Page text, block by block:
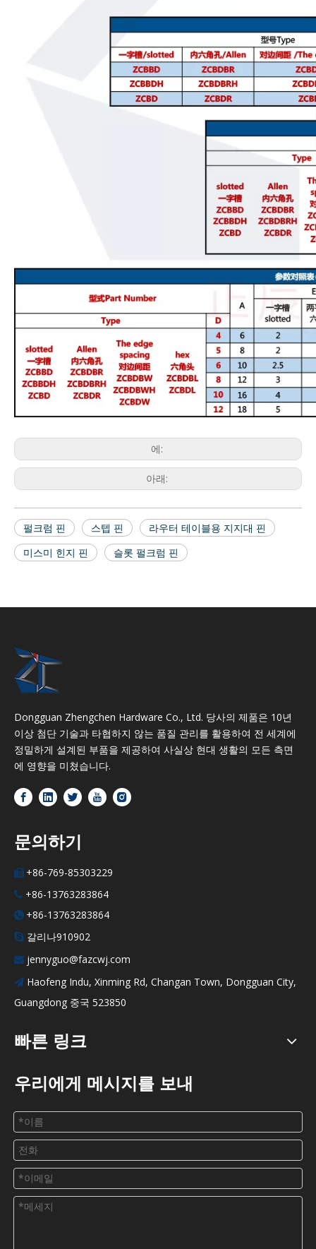
에:
아래:
펄크럼 핀 스텝 핀
라우터 테이블용 지지대 핀
미스미 힌지 핀
슬롯 펄크럼 핀
Dongguan Zhengchen Hardware Co., Ltd. 당사의 제품은 10년
이상 첨단 기술과 타협하지 않는 품질 관리를 활용하여 전 세계에
정밀하게 설계된 부품을 제공하여 사실상 현대 생활의 모든 측면
에 영향을 미쳤습니다.
문의하기
 +86-769-85303229
 +86-13763283864
 +86-13763283864
 갈리나910902
 jennyguo@fazcwj.com
 Haofeng Indu, Xinming Rd, Changan Town, Dongguan City,
Guangdong 중국 523850
빠른 링크
우리에게 메시지를 보내